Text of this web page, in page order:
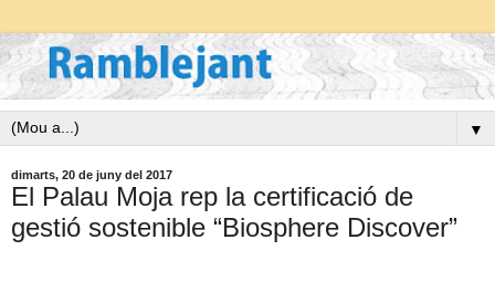
▼
dimarts, 20 de juny del 2017
El Palau Moja rep la certificació de
gestió sostenible “Biosphere Discover”